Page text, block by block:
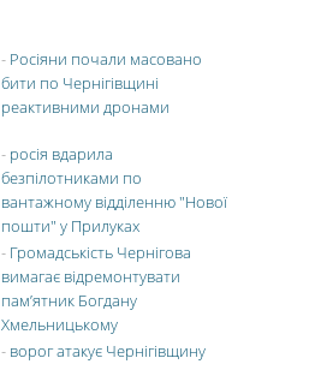
- Росіяни почали масовано
бити по Чернігівщині
реактивними дронами
- росія вдарила
безпілотниками по
вантажному відділенню "Нової
пошти" у Прилуках
- Громадськість Чернігова
вимагає відремонтувати
пам’ятник Богдану
Хмельницькому
- ворог атакує Чернігівщину